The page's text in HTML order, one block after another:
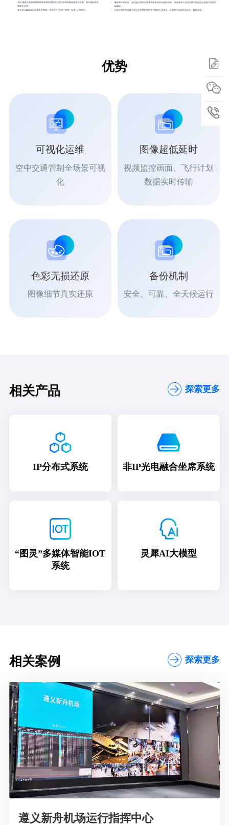
优势
可视化运维
空中交通管制全场景可视
化
图像超低延时
视频监控画面、飞行计划
数据实时传输
色彩无损还原
图像细节真实还原
备份机制
安全、可靠、全天候运行
相关产品 探索更多
IP分布式系统 非IP光电融合坐席系统
“图灵”多媒体智能IOT
系统
灵犀AI大模型
相关案例 探索更多
遵义新舟机场运行指挥中心